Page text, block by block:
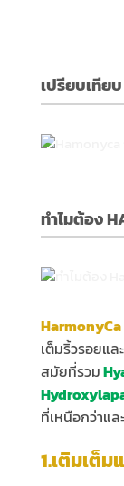
เปรียบเทียบ
ทำไมต้อง
HarmonyCa
เต็มริ้วรอยแล
สมัยที่รวม
ที่เหนือกว่าแ
1.เติมเต็